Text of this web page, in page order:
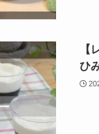
【
ひ